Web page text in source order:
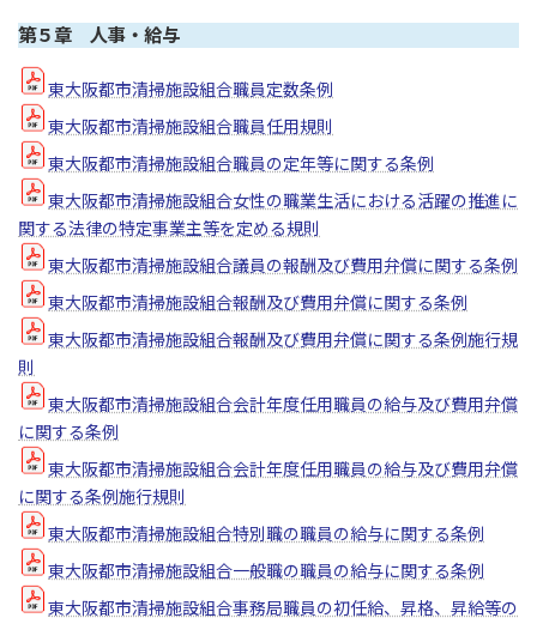
第５章 人事・給与
東大阪都市清掃施設組合職員定数条例
東大阪都市清掃施設組合職員任用規則
東大阪都市清掃施設組合職員の定年等に関する条例
東大阪都市清掃施設組合女性の職業生活における活躍の推進に
関する法律の特定事業主等を定める規則
東大阪都市清掃施設組合議員の報酬及び費用弁償に関する条例
東大阪都市清掃施設組合報酬及び費用弁償に関する条例
東大阪都市清掃施設組合報酬及び費用弁償に関する条例施行規
則
東大阪都市清掃施設組合会計年度任用職員の給与及び費用弁償
に関する条例
東大阪都市清掃施設組合会計年度任用職員の給与及び費用弁償
に関する条例施行規則
東大阪都市清掃施設組合特別職の職員の給与に関する条例
東大阪都市清掃施設組合一般職の職員の給与に関する条例
東大阪都市清掃施設組合事務局職員の初任給、昇格、昇給等の